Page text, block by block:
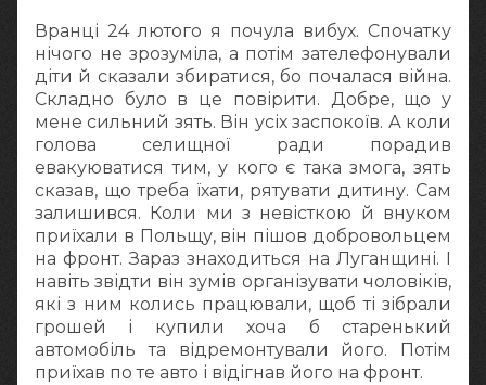
Вранці 24 лютого я почула вибух. Спочатку
нічого не зрозуміла, а потім зателефонували
діти й сказали збиратися, бо почалася війна.
Складно було в це повірити. Добре, що у
мене сильний зять. Він усіх заспокоїв. А коли
голова селищної ради порадив
евакуюватися тим, у кого є така змога, зять
сказав, що треба їхати, рятувати дитину. Сам
залишився. Коли ми з невісткою й внуком
приїхали в Польщу, він пішов добровольцем
на фронт. Зараз знаходиться на Луганщині. І
навіть звідти він зумів організувати чоловіків,
які з ним колись працювали, щоб ті зібрали
грошей і купили хоча б старенький
автомобіль та відремонтували його. Потім
приїхав по те авто і відігнав його на фронт.